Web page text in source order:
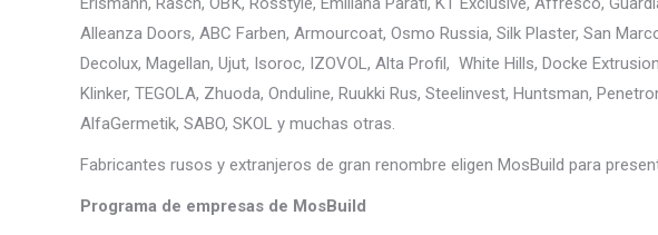
Alleanza Doors, ABC Farben, Armourcoat, Osmo Russia, Silk Plaster, San
Decolux, Magellan, Ujut, Isoroc, IZOVOL, Alta Profil, White Hills, Docke
Klinker, TEGOLA, Zhuoda, Onduline, Ruukki Rus, Steelinvest, Huntsman,
AlfaGermetik, SABO, SKOL y muchas otras.
Fabricantes rusos y extranjeros de gran renombre eligen MosBuild para
Programa de empresas de MosBuild